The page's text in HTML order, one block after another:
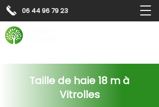
06 44 96 79 23
Taille de haie 18 m à
Vitrolles